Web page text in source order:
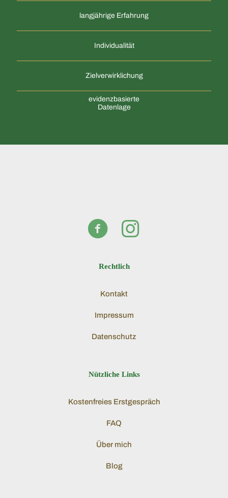
langjährige Erfahrung
Individualität
Zielverwirklichung
evidenzbasierte
Datenlage
Rechtlich
Kontakt
Impressum
Datenschutz
Nützliche Links
Kostenfreies Erstgespräch
FAQ
Über mich
Blog